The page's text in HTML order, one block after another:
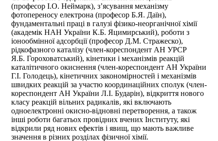
(професор І.О. Неймарк), з’ясування механізму
фотопереносу електрона (професор Б.Я. Даїн),
фундаментальні праці в галузі фізико-неорганічної хімії
(академік НАН України К.Б. Яцимирський), роботи з
іонообмінної адсорбції (професор Д.М. Стражеско),
рідкофазного каталізу (член-кореспондент АН УРСР
Я.Б. Гороховатський), кінетики і механізмів реакцій
каталітичного окиснення (член-кореспондент АН України
Г.І. Голодець), кінетичних закономірностей і механізмів
швидких реакцій за участю координаційних сполук (член-
кореспондент АН України Л.І. Бударін), відкриття нового
класу реакцій вільних радикалів, які включають
одноелектронні окисно-відновні перетворення, а також
інші роботи багатьох провідних вчених Інституту, які
відкрили ряд нових ефектів і явищ, що мають важливе
значення в різних розділах фізичної хімії.